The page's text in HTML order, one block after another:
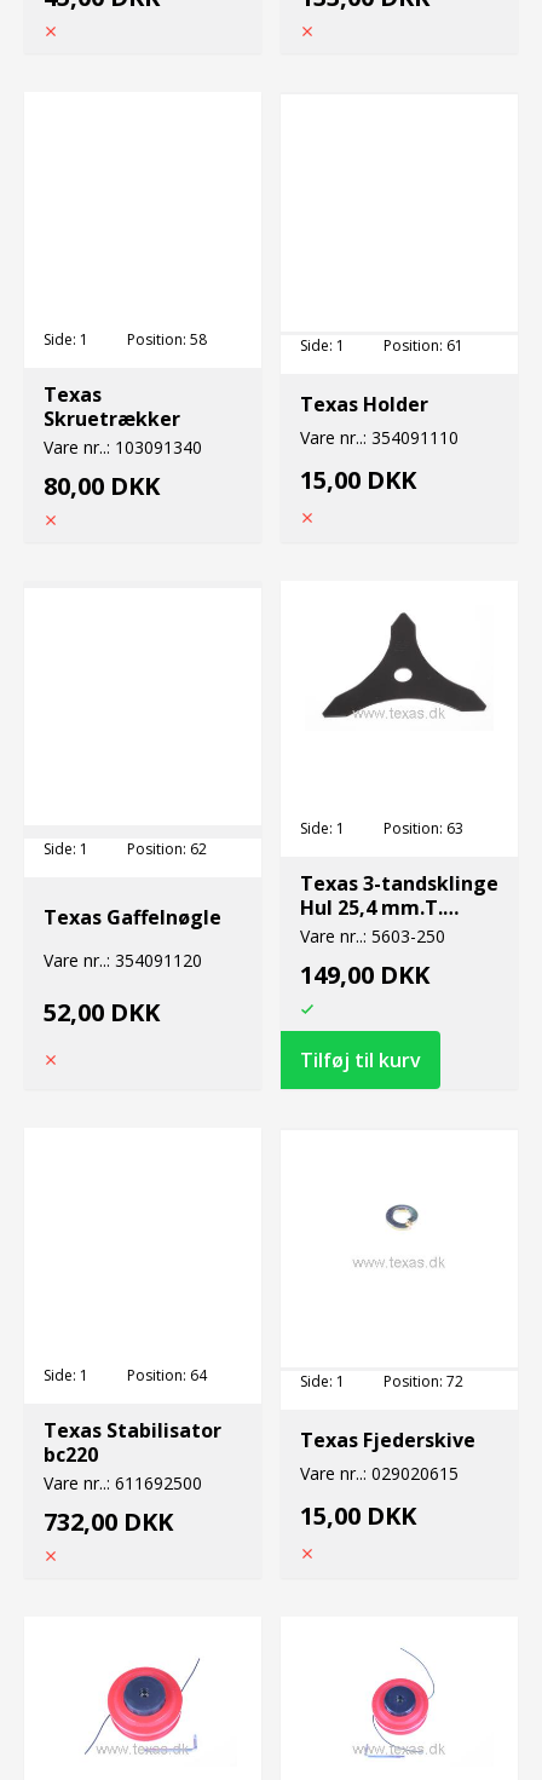
Side: 1 Position: 58
Texas
Skruetrækker
Vare nr..: 103091340
80,00 DKK
Side: 1 Position: 61
Texas Holder
Vare nr..: 354091110
15,00 DKK
Side: 1 Position: 62
Texas Gaffelnøgle
Vare nr..: 354091120
52,00 DKK
Side: 1 Position: 63
Texas 3-tandsklinge
Hul 25,4 mm.T.
1,4mm
Vare nr..: 5603-250
149,00 DKK
Side: 1 Position: 64
Texas Stabilisator
bc220
Vare nr..: 611692500
732,00 DKK
Side: 1 Position: 72
Texas Fjederskive
Vare nr..: 029020615
15,00 DKK